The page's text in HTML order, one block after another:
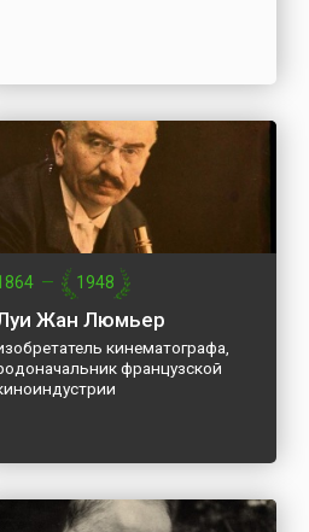
— 1948
Жан Люмьер
кинематографа,
французской